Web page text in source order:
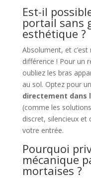
Est-il
portail sans
esthétique ?
Absolument, et
différence ! Pour un
oubliez les bras
au sol. Optez pour
directement dans
(comme les
discret, silencieux et
votre entrée.
Pourquoi
mécanique
mortaises ?